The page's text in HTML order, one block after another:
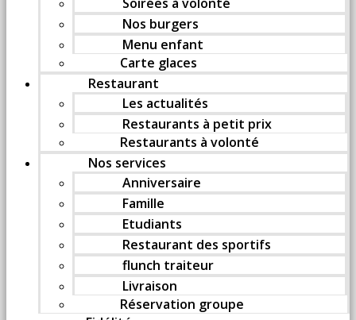
Nos burgers
Menu enfant
Carte glaces
Restaurant
Les actualités
Restaurants à petit prix
Restaurants à volonté
Nos services
Anniversaire
Famille
Etudiants
Restaurant des sportifs
flunch traiteur
Livraison
Réservation groupe